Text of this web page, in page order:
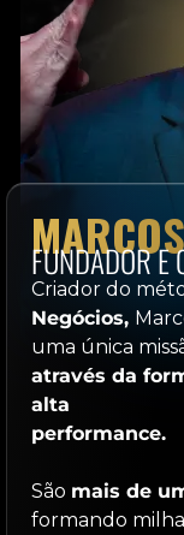
FUNDADOR E
Criador do
Negócios,
uma única
através da
alta
performance.
São mais de
formando